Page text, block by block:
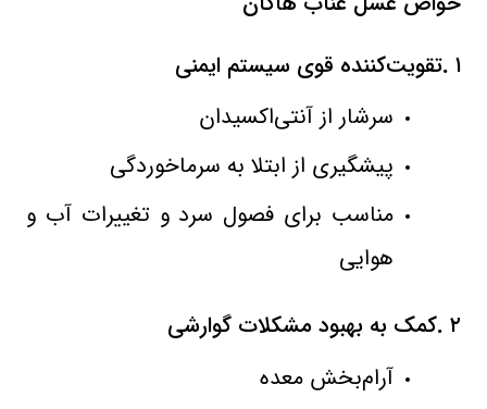
۱.تقویت‌کننده قوی سیستم ایمنی
سرشار از آنتی‌اکسیدان
پیشگیری از ابتلا به سرماخوردگی
مناسب برای فصول سرد و تغییرات آب‌ و
هوایی
۲.کمک به بهبود مشکلات گوارشی
آرام‌بخش معده